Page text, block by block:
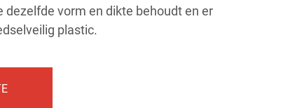
dezelfde vorm en dikte behoudt en er
plastic.